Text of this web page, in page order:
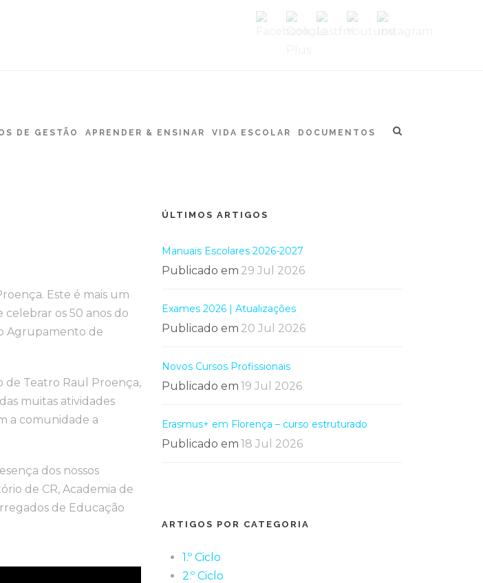
DE GESTÃO APRENDER & ENSINAR VIDA ESCOLAR DOCUMENTOS
Este é mais um
os 50 anos do
Agrupamento de
de Teatro Raul Proença,
muitas atividades
a comunidade a
dos nossos
de CR, Academia de
de Educação
ÚLTIMOS ARTIGOS
Manuais Escolares 2026-2027
Publicado em 29 Jul 2026
Exames 2026 | Atualizações
Publicado em 20 Jul 2026
Novos Cursos Profissionais
Publicado em 19 Jul 2026
Erasmus+ em Florença – curso estruturado
Publicado em 18 Jul 2026
ARTIGOS POR CATEGORIA
1.º Ciclo
2.º Ciclo